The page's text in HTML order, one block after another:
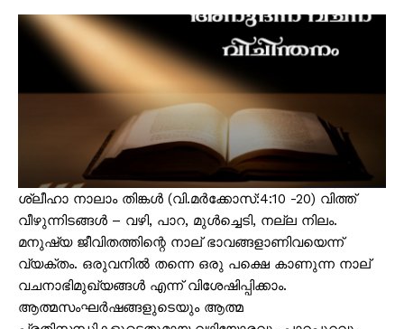
ശ്ലീഹാ നാലാം തിങ്കൾ (വി.മർക്കോസ്:4:10 -20) വിത്ത്
വീഴുന്നിടങ്ങൾ – വഴി, പാറ, മുൾച്ചെടി, നല്ല നിലം.
മനുഷ്യ ജീവിതത്തിന്റെ നാല് ഭാവങ്ങളാണിവയെന്ന്
വ്യക്തം. ഒരുവനിൽ തന്നെ ഒരു പക്ഷെ കാണുന്ന നാല്
വചനാഭിമുഖ്യങ്ങൾ എന്ന് വിശേഷിപ്പിക്കാം.
ആത്മസംഘർഷങ്ങളുടെയും ആത്മ